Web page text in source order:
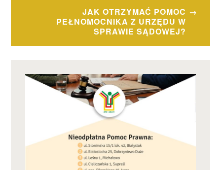
JAK OTRZYMAĆ POMOC
PEŁNOMOCNIKA Z URZĘDU W
SPRAWIE SĄDOWEJ?